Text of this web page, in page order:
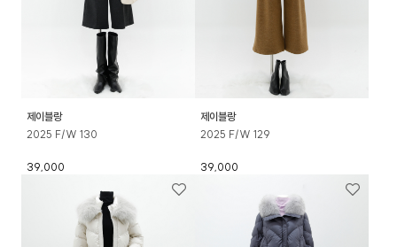
제이블랑
2025 F/W 130
39,000
제이블랑
2025 F/W 129
39,000